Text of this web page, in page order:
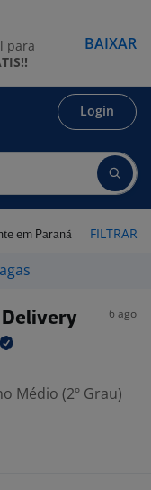
Login
em Paraná FILTRAR
Delivery 6 ago
Médio (2º Grau)
para
BAIXAR